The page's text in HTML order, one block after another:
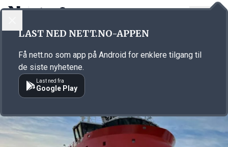
Annonsørinnhold
LAST NED NETT.NO-APPEN
Få nett.no som app på Android for enklere tilgang til
de siste nyhetene.
Last ned fra
Google Play